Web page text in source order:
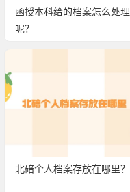
函授本科给的档案怎么处理
呢？
北碚个人档案存放在哪里？